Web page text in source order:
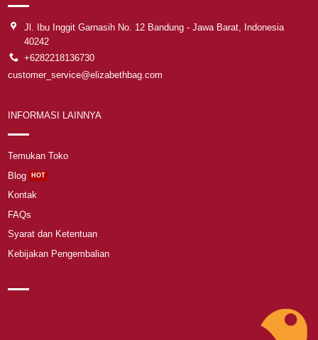
Jl. Ibu Inggit Garnasih No. 12 Bandung - Jawa Barat, Indonesia
40242
+6282218136730
customer_service@elizabethbag.com
INFORMASI LAINNYA
Temukan Toko
Blog
Kontak
FAQs
Syarat dan Ketentuan
Kebijakan Pengembalian